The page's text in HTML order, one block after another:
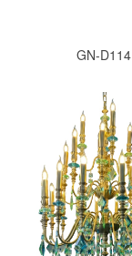
GN-D114